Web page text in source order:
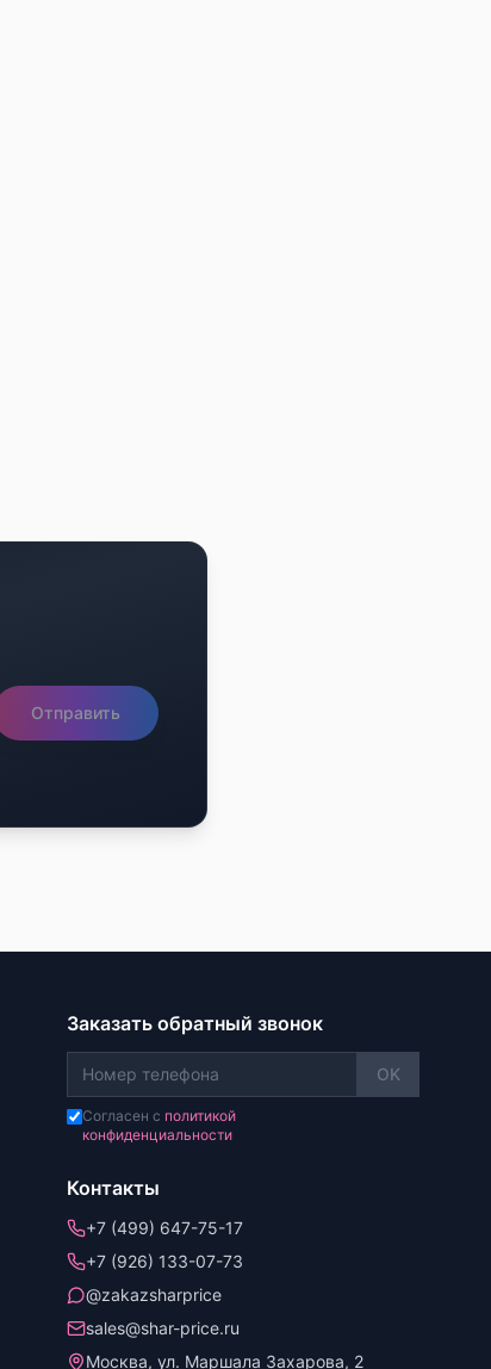
Отправить
Заказать обратный звонок
OK
Согласен с политикой
конфиденциальности
Контакты
+7 (499) 647-75-17
+7 (926) 133-07-73
@zakazsharprice
sales@shar-price.ru
Москва, ул. Маршала Захарова, 2